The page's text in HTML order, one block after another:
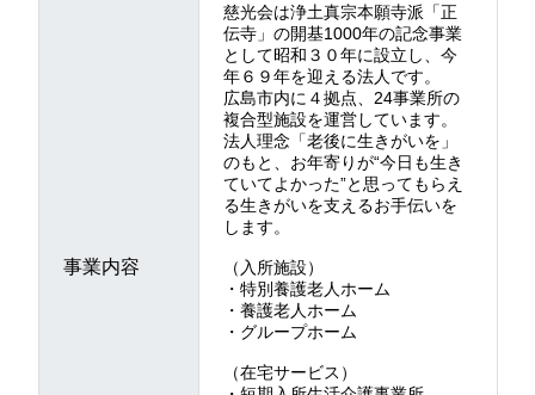
事業内容
慈光会は浄土真宗本願寺派「正
伝寺」の開基1000年の記念事業
として昭和３０年に設立し、今
年６９年を迎える法人です。
広島市内に４拠点、24事業所の
複合型施設を運営しています。
法人理念「老後に生きがいを」
のもと、お年寄りが“今日も生き
ていてよかった”と思ってもらえ
る生きがいを支えるお手伝いを
します。
（入所施設）
・特別養護老人ホーム
・養護老人ホーム
・グループホーム
（在宅サービス）